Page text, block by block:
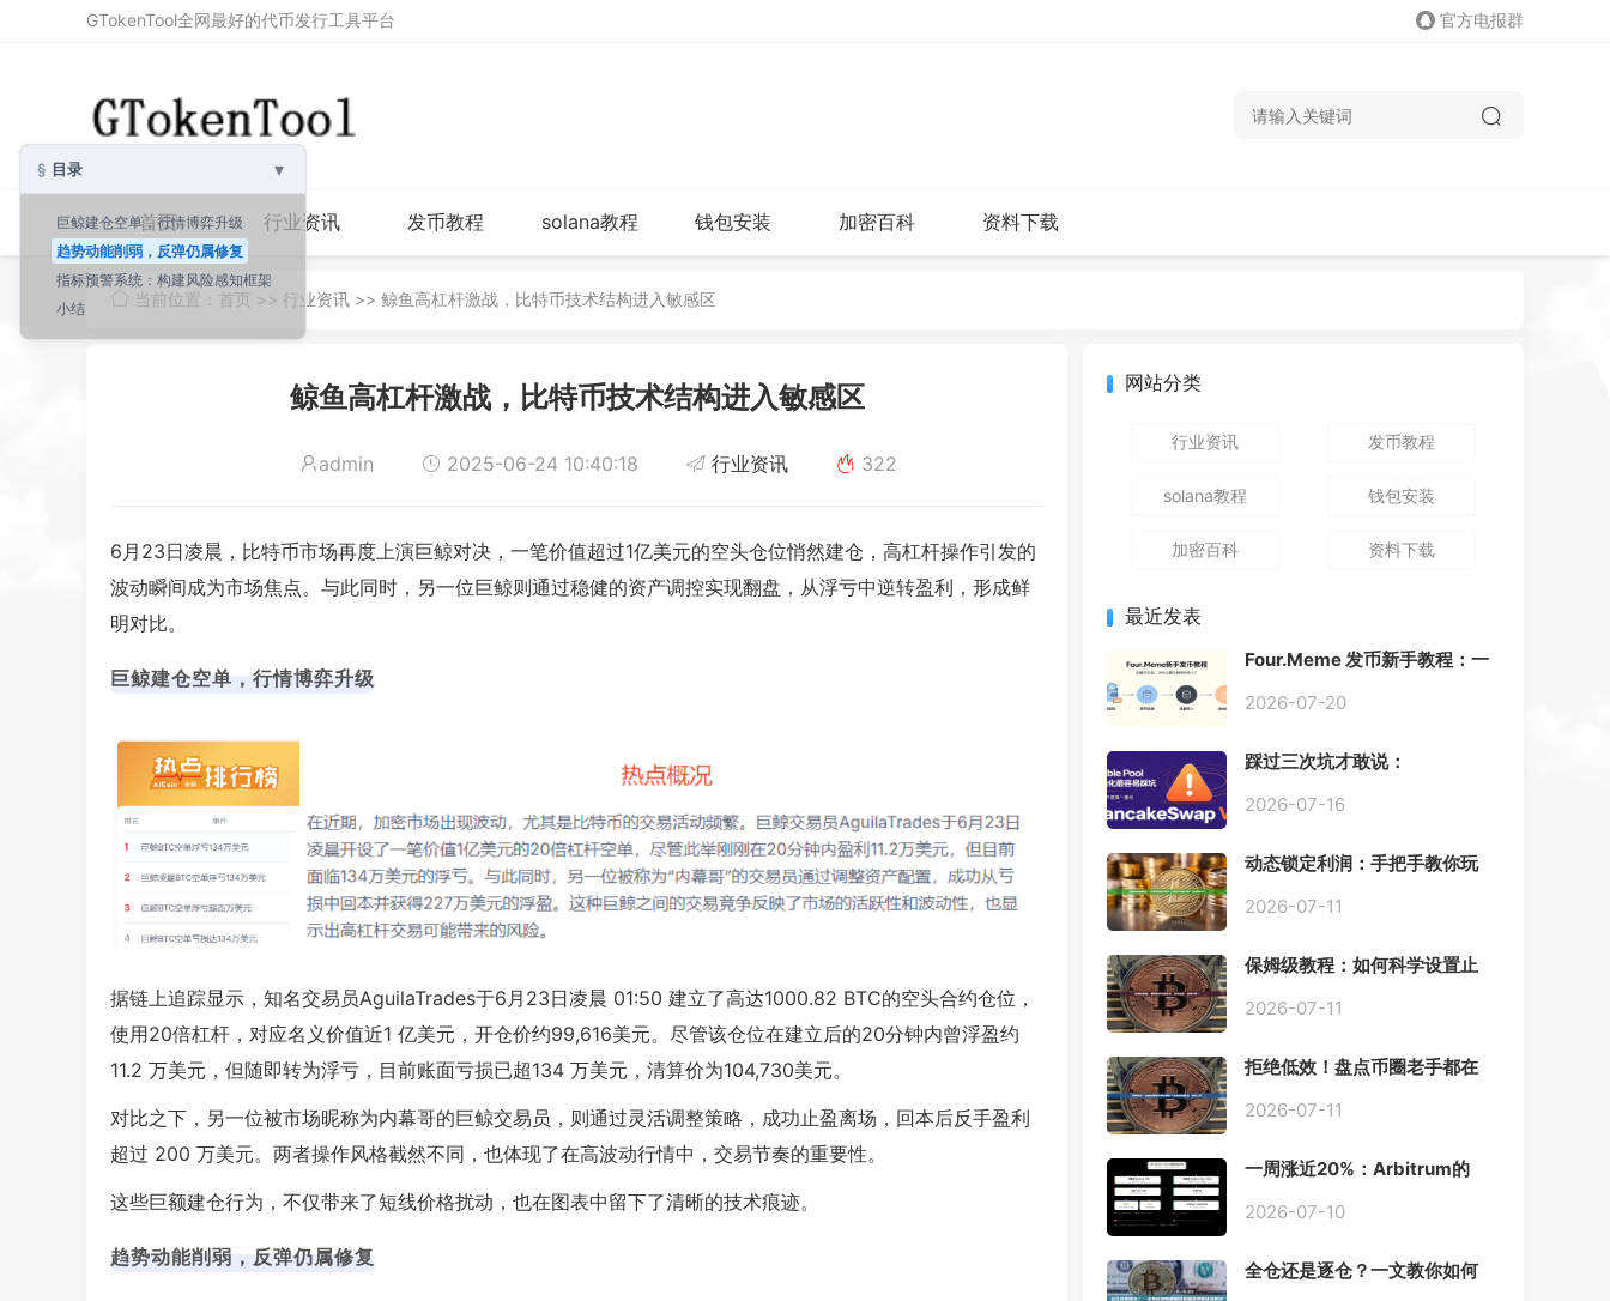
GTokenTool全网最好的代币发行工具平台 官方电报群
首页 行业资讯 发币教程 solana教程 钱包安装 加密百科 资料下载
当前位置： 首页 >> 行业资讯 >> 鲸鱼高杠杆激战，比特币技术结构进入敏感区
鲸鱼高杠杆激战，比特币技术结构进入敏感区
admin 2025-06-24 10:40:18 行业资讯 322
6月23日凌晨，比特币市场再度上演巨鲸对决，一笔价值超过1亿美元的空头仓位悄然建仓，高杠杆操作引发的
波动瞬间成为市场焦点。与此同时，另一位巨鲸则通过稳健的资产调控实现翻盘，从浮亏中逆转盈利，形成鲜
明对比。
巨鲸建仓空单，行情博弈升级
据链上追踪显示，知名交易员AguilaTrades于6月23日凌晨 01:50 建立了高达1000.82 BTC的空头合约仓位，
使用20倍杠杆，对应名义价值近1 亿美元，开仓价约99,616美元。尽管该仓位在建立后的20分钟内曾浮盈约
11.2 万美元，但随即转为浮亏，目前账面亏损已超134 万美元，清算价为104,730美元。
对比之下，另一位被市场昵称为内幕哥的巨鲸交易员，则通过灵活调整策略，成功止盈离场，回本后反手盈利
超过 200 万美元。两者操作风格截然不同，也体现了在高波动行情中，交易节奏的重要性。
这些巨额建仓行为，不仅带来了短线价格扰动，也在图表中留下了清晰的技术痕迹。
趋势动能削弱，反弹仍属修复
网站分类
行业资讯 发币教程
solana教程 钱包安装
加密百科 资料下载
最近发表
Four.Meme 发币新手教程：一
动踩坑
2026-07-20
踩过三次坑才敢说：
Pool 最容易翻车的不是手续
2026-07-16
动态锁定利润：手把手教你玩
2026-07-11
保姆级教程：如何科学设置止
2026-07-11
拒绝低效！盘点币圈老手都在
具
2026-07-11
一周涨近20%：Arbitrum的
Chain一夜盘活
2026-07-10
全仓还是逐仓？一文教你如何
目录 ▾
巨鲸建仓空单，行情博弈升级
趋势动能削弱，反弹仍属修复
指标预警系统：构建风险感知框架
小结